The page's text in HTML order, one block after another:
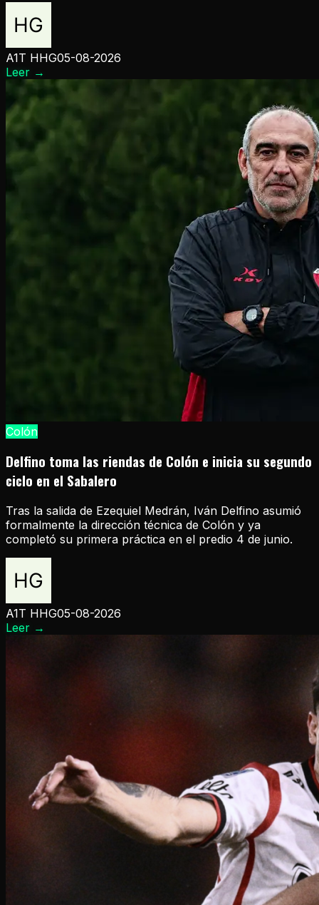
A1T HHG05-08-2026
Leer →
Colón
Delfino toma las riendas de Colón e inicia su segundo
ciclo en el Sabalero
Tras la salida de Ezequiel Medrán, Iván Delfino asumió
formalmente la dirección técnica de Colón y ya
completó su primera práctica en el predio 4 de junio.
A1T HHG05-08-2026
Leer →